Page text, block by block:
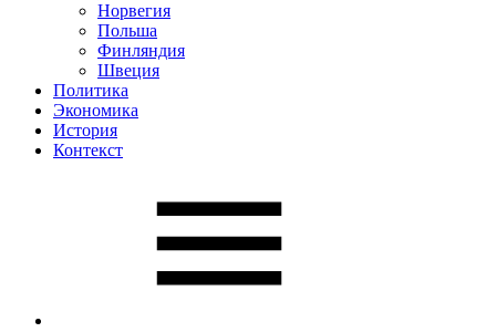
Норвегия
Польша
Финляндия
Швеция
Политика
Экономика
История
Контекст